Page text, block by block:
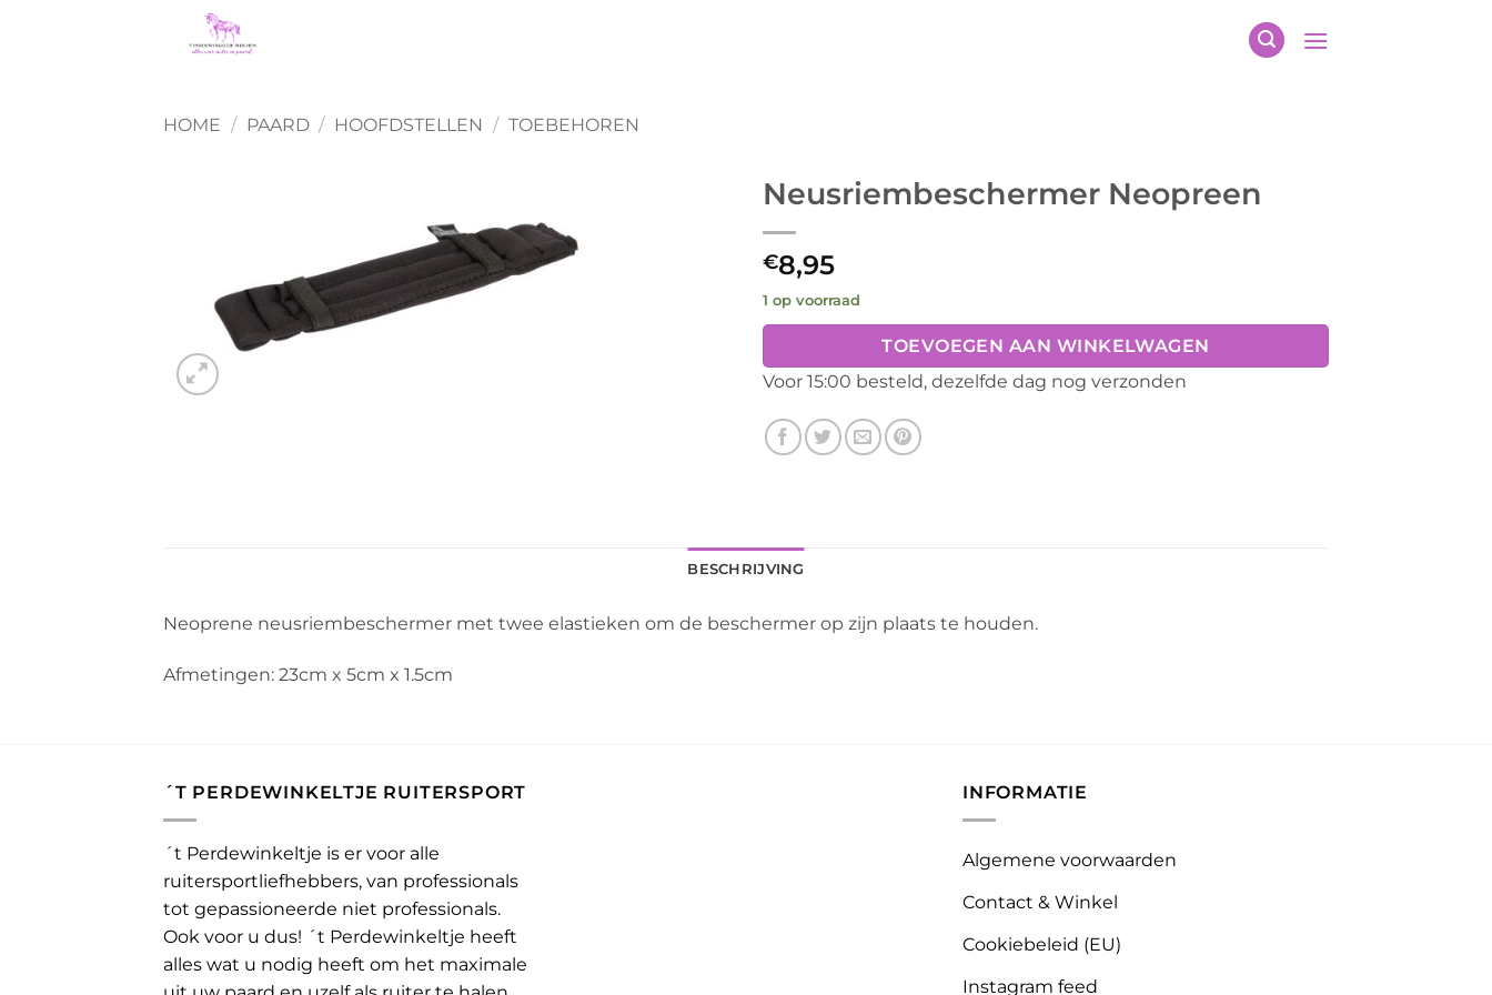
HOME / PAARD / HOOFDSTELLEN / TOEBEHOREN
Neusriembeschermer Neopreen
€8,95
1 op voorraad
TOEVOEGEN AAN WINKELWAGEN
Voor 15:00 besteld, dezelfde dag nog verzonden
BESCHRIJVING
Neoprene neusriembeschermer met twee elastieken om de beschermer op zijn plaats te houden.
Afmetingen: 23cm x 5cm x 1.5cm
´T PERDEWINKELTJE RUITERSPORT
´t Perdewinkeltje is er voor alle
ruitersportliefhebbers, van professionals
tot gepassioneerde niet professionals.
Ook voor u dus! ´t Perdewinkeltje heeft
alles wat u nodig heeft om het maximale
INFORMATIE
Algemene voorwaarden
Contact & Winkel
Cookiebeleid (EU)
Instagram feed